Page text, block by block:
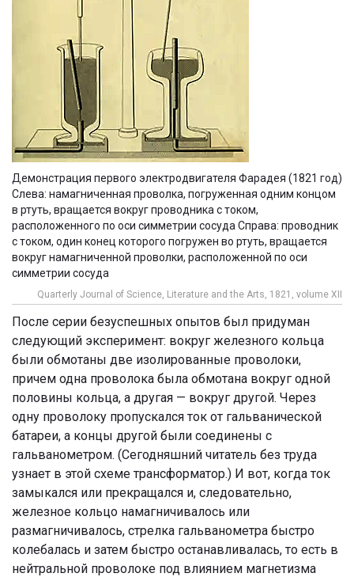
Демонстрация первого электродвигателя Фарадея (1821 год)
Слева: намагниченная проволка, погруженная одним концом
в ртуть, вращается вокруг проводника с током,
расположенного по оси симметрии сосуда Справа: проводник
с током, один конец которого погружен во ртуть, вращается
вокруг намагниченной проволки, расположенной по оси
симметрии сосуда
Quarterly Journal of Science, Literature and the Arts, 1821, volume XII
После серии безуспешных опытов был придуман
следующий эксперимент: вокруг железного кольца
были обмотаны две изолированные проволоки,
причем одна проволока была обмотана вокруг одной
половины кольца, а другая — вокруг другой. Через
одну проволоку пропускался ток от гальванической
батареи, а концы другой были соединены с
гальванометром. (Сегодняшний читатель без труда
узнает в этой схеме трансформатор.) И вот, когда ток
замыкался или прекращался и, следовательно,
железное кольцо намагничивалось или
размагничивалось, стрелка гальванометра быстро
колебалась и затем быстро останавливалась, то есть в
нейтральной проволоке под влиянием магнетизма